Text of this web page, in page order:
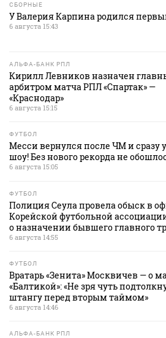
СБОРНЫЕ
У Валерия Карпина родился
6 августа 15:43
АЛЬФА-БАНК РПЛ
Кирилл Левников назначен
арбитром матча РПЛ «Спартак» —
«Краснодар»
6 августа 15:15
ФУТБОЛ
Месси вернулся после ЧМ и сразу
шоу! Без нового рекорда не
6 августа 15:05
ФУТБОЛ
Полиция Сеула провела обыск в
Корейской футбольной
о назначении бывшего главного
6 августа 14:55
ФУТБОЛ
Вратарь «Зенита» Москвичев — о
«Балтикой»: «Не зря чуть
штангу перед вторым таймом»
6 августа 14:46
АЛЬФА-БАНК РПЛ